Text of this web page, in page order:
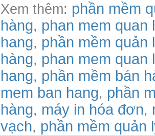
Xem thêm: phần mềm
hàng, phan mem quan
hang, phần mềm quản
hàng, phan mem quan
hang, phần mềm bán
mem ban hang, phần
hàng, máy in hóa đơn,
vạch, phần mềm quản